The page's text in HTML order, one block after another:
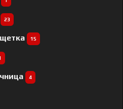
23
щетка 15
4